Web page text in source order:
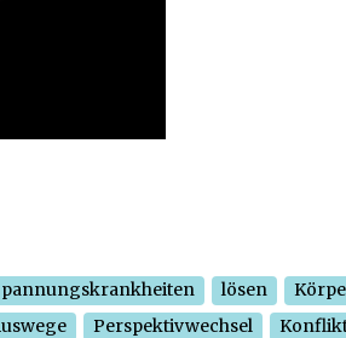
lösen
Perspektivwechsel